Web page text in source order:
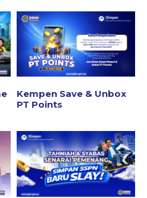
Kempen Save & Unbox
PT Points